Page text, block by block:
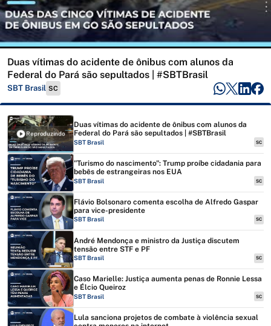
Duas vítimas do acidente de ônibus com alunos da
Federal do Pará são sepultados | #SBTBrasil
SBT Brasil SC
Reproduzindo
Duas vítimas do acidente de ônibus com alunos da
Federal do Pará são sepultados | #SBTBrasil
SBT Brasil SC
"Turismo do nascimento": Trump proíbe cidadania para
bebês de estrangeiras nos EUA
SBT Brasil SC
Flávio Bolsonaro comenta escolha de Alfredo Gaspar
para vice-presidente
SBT Brasil SC
André Mendonça e ministro da Justiça discutem
tensão entre STF e PF
SBT Brasil SC
Caso Marielle: Justiça aumenta penas de Ronnie Lessa
e Élcio Queiroz
SBT Brasil SC
Lula sanciona projetos de combate à violência sexual